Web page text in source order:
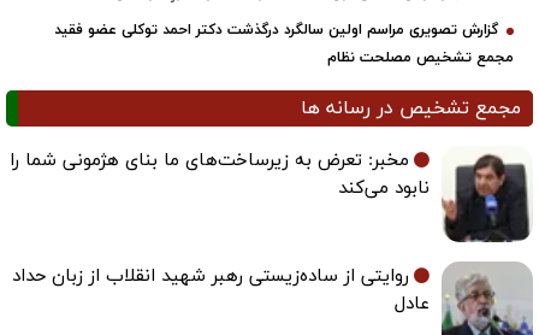
گزارش تصویری مراسم اولین سالگرد درگذشت دکتر احمد توکلی عضو فقید
مجمع تشخیص مصلحت نظام
مجمع تشخیص در رسانه ها
مخبر: تعرض به زیرساخت‌های ما بنای هژمونی شما را
نابود می‌کند
روایتی از ساده‌زیستی رهبر شهید انقلاب از زبان حداد
عادل